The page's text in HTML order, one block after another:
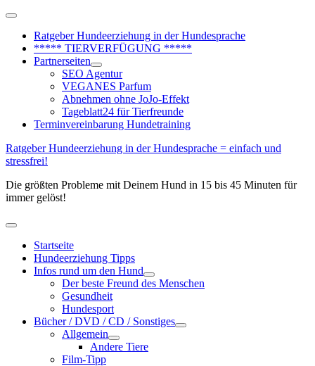
Zum
springen
Above
HeaderRatgeber Hundeerziehung in der Hundesprache
***** TIERVERFÜGUNG *****
Partnerseiten
SEO Agentur
VEGANES Parfum
Abnehmen ohne JoJo-Effekt
Tageblatt24 für Tierfreunde
Terminvereinbarung Hundetraining
Ratgeber Hundeerziehung in der Hundesprache = einfach und
stressfrei!
Die größten Probleme mit Deinem Hund in 15 bis 45 Minuten für
immer gelöst!
Hauptmenü
Startseite
Hundeerziehung Tipps
Infos rund um den Hund
Der beste Freund des Menschen
Gesundheit
Hundesport
Bücher / DVD / CD / Sonstiges
Allgemein
Andere Tiere
Film-Tipp